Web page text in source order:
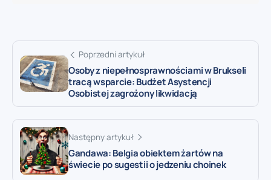
Poprzedni artykuł
Osoby z niepełnosprawnościami w Brukseli
tracą wsparcie: Budżet Asystencji
Osobistej zagrożony likwidacją
Następny artykuł
Gandawa: Belgia obiektem żartów na
świecie po sugestii o jedzeniu choinek